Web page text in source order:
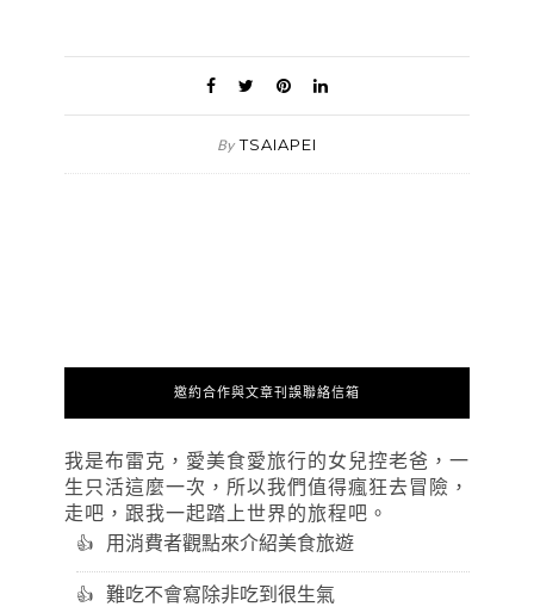
By TSAIAPEI
邀約合作與文章刊誤聯絡信箱
我是布雷克，愛美食愛旅行的女兒控老爸，一
生只活這麼一次，所以我們值得瘋狂去冒險，
走吧，跟我一起踏上世界的旅程吧。
用消費者觀點來介紹美食旅遊
難吃不會寫除非吃到很生氣